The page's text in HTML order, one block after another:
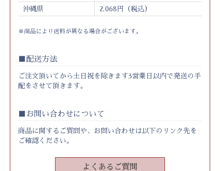
沖縄県 2,068円（税込）
※商品により送料が異なる場合がございます。
配送方法
ご注文頂いてから土日祝を除きます3営業日以内で発送の手
配をさせて頂きます。
お問い合わせについて
商品に関するご質問や、お問い合わせは以下のリンク先を
ご確認ください。
よくあるご質問